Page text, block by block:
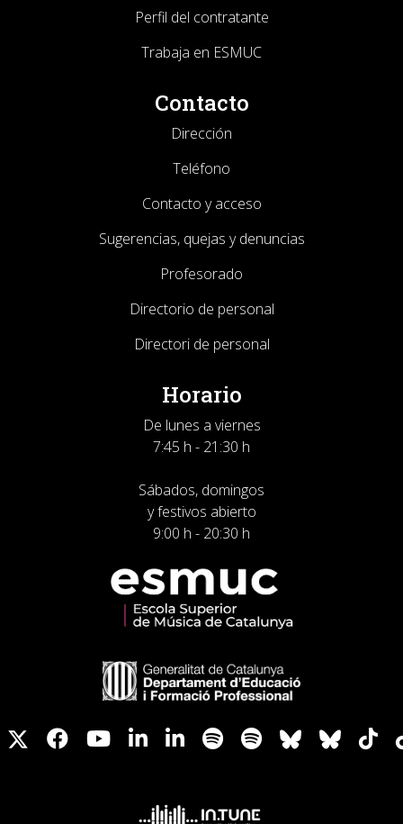
Perfil del contratante
Trabaja en ESMUC
Contacto
Dirección
Teléfono
Contacto y acceso
Sugerencias, quejas y denuncias
Profesorado
Directorio de personal
Directori de personal
Horario
De lunes a viernes
7:45 h - 21:30 h
Sábados, domingos
y festivos abierto
9:00 h - 20:30 h